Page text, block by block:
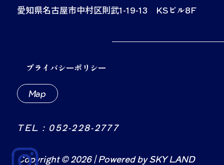
愛知県名古屋市中村区則武1-19-13 KSビル8F
プライバシーポリシー
Map
TEL : 052-228-2777
Copyright © 2026 | Powered by SKY LAND